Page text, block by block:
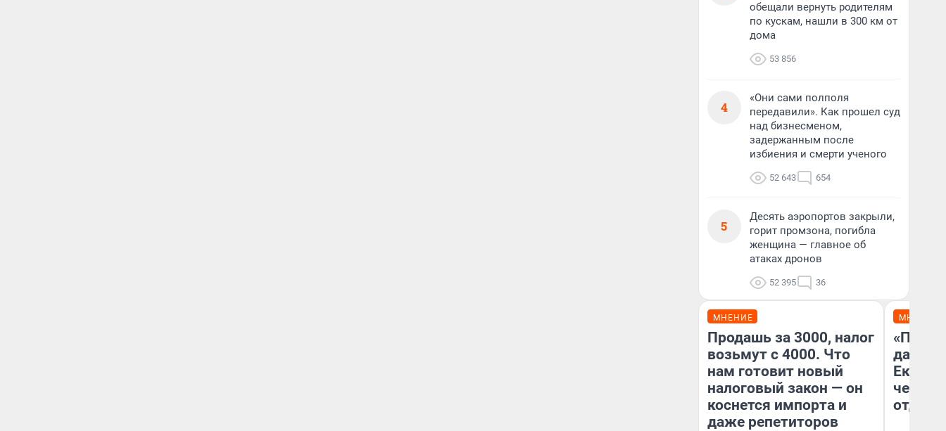
обещали вернуть родителям
по кускам, нашли в 300 км от
дома
53 856
4
«Они сами полполя
передавили». Как прошел суд
над бизнесменом,
задержанным после
избиения и смерти ученого
52 643 654
5
Десять аэропортов закрыли,
горит промзона, погибла
женщина — главное об
атаках дронов
52 395 36
МНЕНИЕ
Продашь за 3000, налог
возьмут с 4000. Что
нам готовит новый
налоговый закон — он
коснется импорта и
даже репетиторов
МНЕНИЕ
«Про
даже
честно